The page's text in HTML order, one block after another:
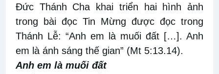
Đức Thánh Cha khai triển hai hình ảnh
trong bài đọc Tin Mừng được đọc trong
Thánh Lễ: “Anh em là muối đất […]. Anh
em là ánh sáng thế gian” (Mt 5:13.14).
Anh em là muối đất